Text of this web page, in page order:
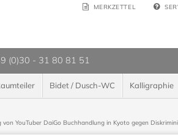
MERKZETTEL
(0)30 - 31 80 81 51
Bidet / Dusch-WC Kalligraphie
YouTuber DaiGo Buchhandlung in Kyoto gegen